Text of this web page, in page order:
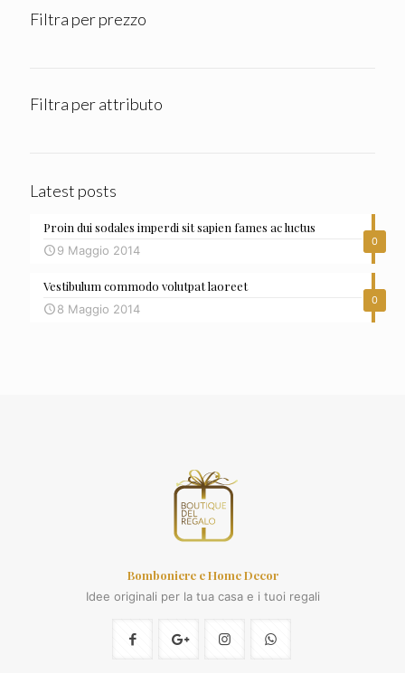
Filtra per prezzo
Filtra per attributo
Latest posts
0
Proin dui sodales imperdi sit sapien fames ac luctus
9 Maggio 2014
0
Vestibulum commodo volutpat laoreet
8 Maggio 2014
Bomboniere e Home Decor
Idee originali per la tua casa e i tuoi regali